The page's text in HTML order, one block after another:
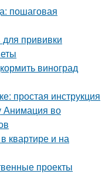
пошаговая
для прививки
виноград
простая инструкция
Анимация во
квартире и на
проекты